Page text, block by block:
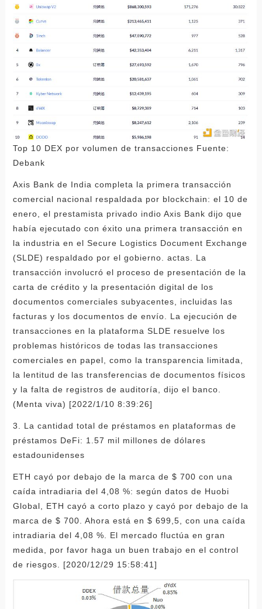
Top 10 DEX por volumen de transacciones Fuente:
Debank
Axis Bank de India completa la primera transacción
comercial nacional respaldada por blockchain: el 10 de
enero, el prestamista privado indio Axis Bank dijo que
había ejecutado con éxito una primera transacción en
la industria en el Secure Logistics Document Exchange
(SLDE) respaldado por el gobierno. actas. La
transacción involucró el proceso de presentación de la
carta de crédito y la presentación digital de los
documentos comerciales subyacentes, incluidas las
facturas y los documentos de envío. La ejecución de
transacciones en la plataforma SLDE resuelve los
problemas históricos de todas las transacciones
comerciales en papel, como la transparencia limitada,
la lentitud de las transferencias de documentos físicos
y la falta de registros de auditoría, dijo el banco.
(Menta viva) [2022/1/10 8:39:26]
3. La cantidad total de préstamos en plataformas de
préstamos DeFi: 1.57 mil millones de dólares
estadounidenses
ETH cayó por debajo de la marca de $ 700 con una
caída intradiaria del 4,08 %: según datos de Huobi
Global, ETH cayó a corto plazo y cayó por debajo de la
marca de $ 700. Ahora está en $ 699,5, con una caída
intradiaria del 4,08 %. El mercado fluctúa en gran
medida, por favor haga un buen trabajo en el control
de riesgos. [2020/12/29 15:58:41]